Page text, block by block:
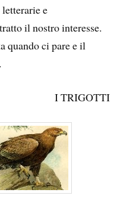
e
il nostro interesse.
quando ci pare e il
I TRIGOTTI